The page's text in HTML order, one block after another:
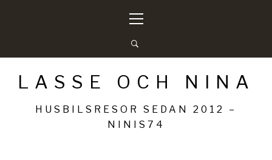
meny
LASSE OCH NINA
HUSBILSRESOR SEDAN 2012 –
NINIS74